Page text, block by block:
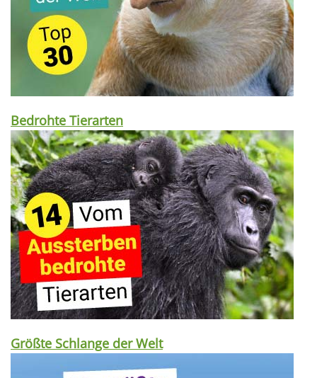
Bedrohte Tierarten
Größte Schlange der Welt